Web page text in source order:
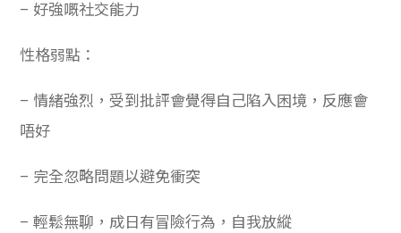
– 好強嘅社交能力
性格弱點：
– 情緒強烈，受到批評會覺得自己陷入困境，反應會
唔好
– 完全忽略問題以避免衝突
– 輕鬆無聊，成日有冒險行為，自我放縱